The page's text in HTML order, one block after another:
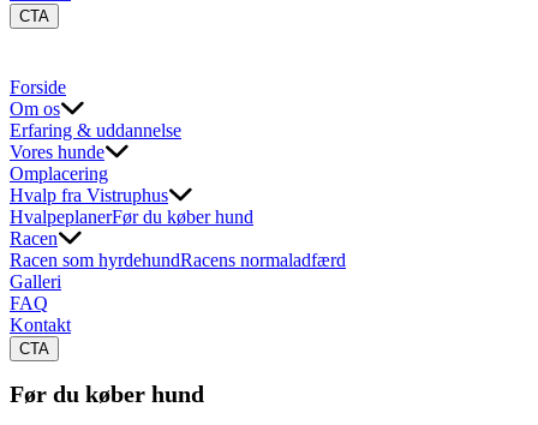
CTA
Forside
Om os
Erfaring & uddannelse
Vores hunde
Omplacering
Hvalp fra Vistruphus
HvalpeplanerFør du køber hund
Racen
Racen som hyrdehundRacens normaladfærd
Galleri
FAQ
Kontakt
CTA
Før du køber hund